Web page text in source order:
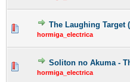
The Laughing Target
hormiga_electrica
Soliton no Akuma -
hormiga_electrica